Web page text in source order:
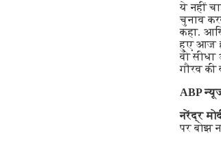
ये नहीं
चुनाव
कहा.
हुए आज
वो
गौरव की
ABP
नरेंद्र
पर बोझ